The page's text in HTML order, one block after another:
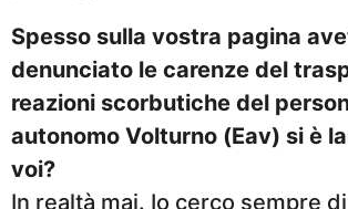
Spesso sulla vostra pagina
denunciato le carenze del
reazioni scorbutiche del
autonomo Volturno (Eav) si è
voi?
In realtà mai. Io cerco sempre